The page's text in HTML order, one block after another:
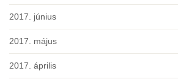
2017. június
2017. május
2017. április